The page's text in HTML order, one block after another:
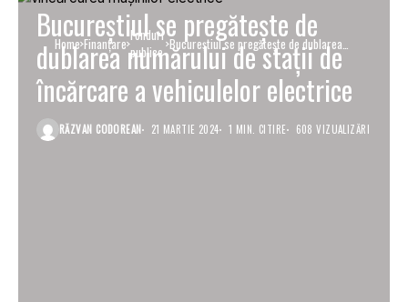
Home Finanţare Fonduri
publice Bucureștiul se pregătește de dublarea
numărului de stații de încărcare a vehiculelor
electrice
Bucureștiul se pregătește de
dublarea numărului de stații de
încărcare a vehiculelor electrice
RĂZVAN CODOREAN 21 MARTIE 2024 1 MIN. CITIRE 608 VIZUALIZĂRI